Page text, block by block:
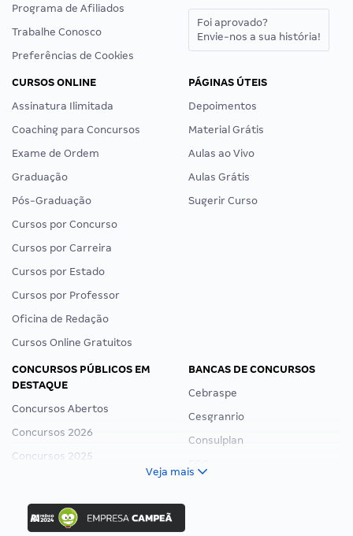
Programa de Afiliados
Trabalhe Conosco
Preferências de Cookies
Foi aprovado?
Envie-nos a sua história!
CURSOS ONLINE
Assinatura Ilimitada
Coaching para Concursos
Exame de Ordem
Graduação
Pós-Graduação
Cursos por Concurso
Cursos por Carreira
Cursos por Estado
Cursos por Professor
Oficina de Redação
Cursos Online Gratuitos
PÁGINAS ÚTEIS
Depoimentos
Material Grátis
Aulas ao Vivo
Aulas Grátis
Sugerir Curso
CONCURSOS PÚBLICOS EM
DESTAQUE
Concursos Abertos
Concursos 2026
Concursos 2025
Concurso Ibama
Concurso MPU
BANCAS DE CONCURSOS
Cebraspe
Cesgranrio
Consulplan
Veja mais